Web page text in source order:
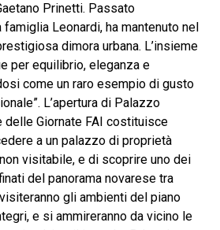
Prinetti. Passato
Leonardi, ha mantenuto nel
dimora urbana. L’insieme
per equilibrio, eleganza e
come un raro esempio di gusto
L’apertura di Palazzo
delle Giornate FAI costituisce
a un palazzo di proprietà
visitabile, e di scoprire uno dei
del panorama novarese tra
gli ambienti del piano
e si ammireranno da vicino le